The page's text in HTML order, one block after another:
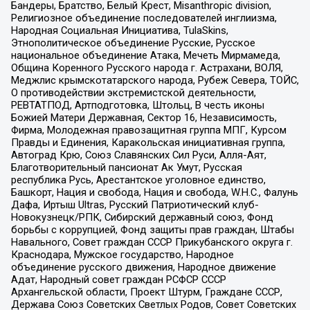
Бандеры, Братство, Белый Крест, Misanthropic division,
Религиозное объединение последователей инглиизма,
Народная Социальная Инициатива, TulaSkins,
Этнополитическое объединение Русские, Русское
национальное объединение Атака, Мечеть Мирмамеда,
Община Коренного Русского народа г. Астрахани, ВОЛЯ,
Меджлис крымскотатарского народа, Рубеж Севера, ТОЙС,
О противодействии экстремистской деятельности,
РЕВТАТПОД, Артподготовка, Штольц, В честь иконы
Божией Матери Державная, Сектор 16, Независимость,
Фирма, Молодежная правозащитная группа МПГ, Курсом
Правды и Единения, Каракольская инициативная группа,
Автоград Крю, Союз Славянских Сил Руси, Алля-Аят,
Благотворительный пансионат Ак Умут, Русская
республика Русь, Арестантское уголовное единство,
Башкорт, Нация и свобода, Нация и свобода, W.H.С., Фалунь
Дафа, Иртыш Ultras, Русский Патриотический клуб-
Новокузнецк/РПК, Сибирский державный союз, Фонд
борьбы с коррупцией, Фонд защиты прав граждан, Штабы
Навального, Совет граждан СССР Прикубанского округа г.
Краснодара, Мужское государство, Народное
объединение русского движения, Народное движение
Адат, Народный совет граждан РСФСР СССР
Архангельской области, Проект Штурм, Граждане СССР,
Держава Союз Советских Светлых Родов, Совет Советских